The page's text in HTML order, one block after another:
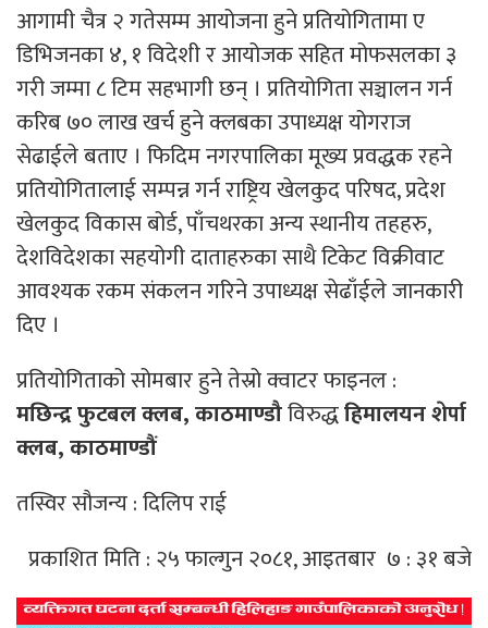
आगामी चैत्र २ गतेसम्म आयोजना हुने प्रतियोगितामा ए
डिभिजनका ४, १ विदेशी र आयोजक सहित मोफसलका ३
गरी जम्मा ८ टिम सहभागी छन् । प्रतियोगिता सञ्चालन गर्न
करिब ७० लाख खर्च हुने क्लबका उपाध्यक्ष योगराज
सेढाईले बताए । फिदिम नगरपालिका मूख्य प्रवद्धक रहने
प्रतियोगितालाई सम्पन्न गर्न राष्ट्रिय खेलकुद परिषद, प्रदेश
खेलकुद विकास बोर्ड, पाँचथरका अन्य स्थानीय तहहरु,
देशविदेशका सहयोगी दाताहरुका साथै टिकेट विक्रीवाट
आवश्यक रकम संकलन गरिने उपाध्यक्ष सेढाँईले जानकारी
दिए ।
प्रतियोगिताको सोमबार हुने तेस्रो क्वाटर फाइनल :
मछिन्द्र फुटबल क्लब, काठमाण्डौविरुद्धहिमालयन शेर्पा
क्लब, काठमाण्डौं
तस्विर सौजन्य : दिलिप राई
प्रकाशित मिति : २५ फाल्गुन २०८१, आइतबार ७ : ३१ बजे